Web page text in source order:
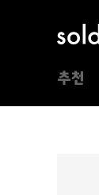
추천